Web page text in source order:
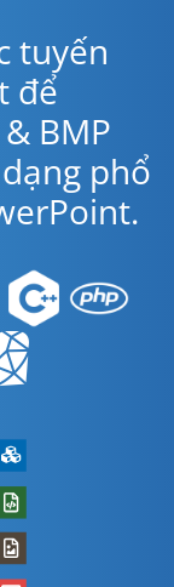
tuyến
để
BMP
phổ